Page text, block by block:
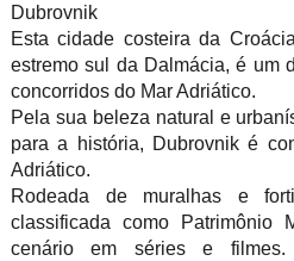
Dubrovnik
Esta cidade costeira da
estremo sul da Dalmácia, é um
concorridos do Mar Adriático.
Pela sua beleza natural e
para a história, Dubrovnik é
Adriático.
Rodeada de muralhas e
classificada como Patrimônio
cenário em séries e